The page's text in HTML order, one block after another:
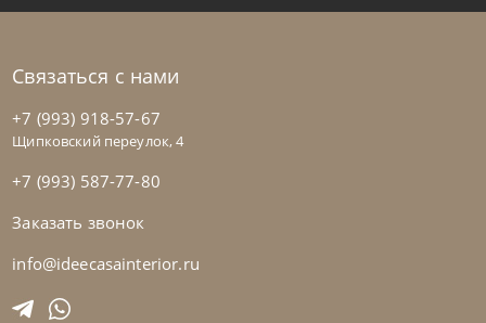
Связаться с нами
+7 (993) 918-57-67
Щипковский переулок, 4
+7 (993) 587-77-80
Заказать звонок
info@ideecasainterior.ru